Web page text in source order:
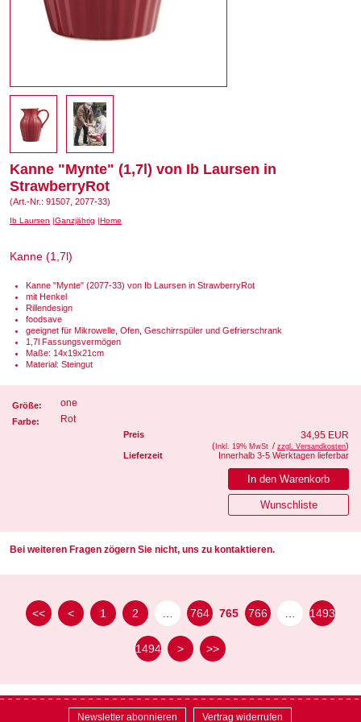
Kanne "Mynte" (1,7l) von Ib Laursen in
StrawberryRot
(Art.-Nr.: 91507, 2077-33)
Ib Laursen Ganzjährig Home
Kanne (1,7l)
Kanne "Mynte" (2077-33) von Ib Laursen in StrawberryRot
mit Henkel
Rillendesign
foodsave
geeignet für Mikrowelle, Ofen, Geschirrspüler und Gefrierschrank
1,7l Fassungsvermögen
Maße: 14x19x21cm
Material: Steingut
Größe: one
Farbe: Rot
Preis 34,95 EUR
( Inkl. 19% MwSt / zzgl. Versandkosten)
Lieferzeit
Innerhalb 3-5 Werktagen lieferbar
Bei weiteren Fragen zögern Sie nicht, uns zu kontaktieren.
<< < 1 2 764 765 766 1493
1494 > >>
Newsletter abonnieren Vertrag widerrufen